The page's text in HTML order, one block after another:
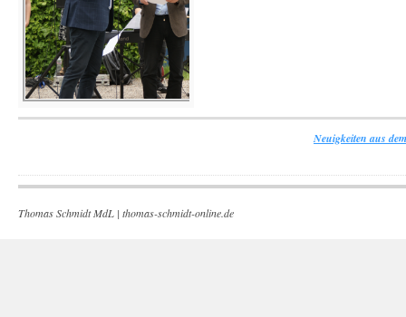
Neuigkeiten aus
Thomas Schmidt MdL | thomas-schmidt-online.de